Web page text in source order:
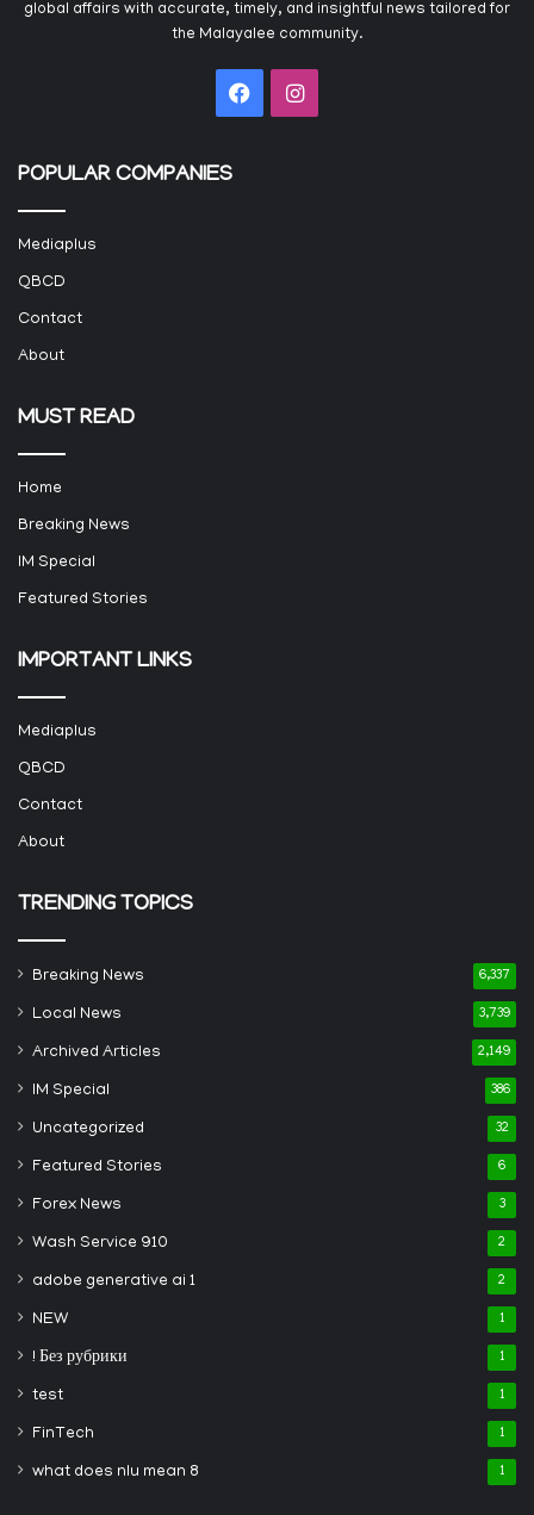
global affairs with accurate, timely, and insightful news tailored for
the Malayalee community.
FacebookInstagram
POPULAR COMPANIES
Mediaplus
QBCD
Contact
About
MUST READ
Home
Breaking News
IM Special
Featured Stories
IMPORTANT LINKS
Mediaplus
QBCD
Contact
About
TRENDING TOPICS
Breaking News 6,337
Local News 3,739
Archived Articles 2,149
IM Special 386
Uncategorized 32
Featured Stories 6
Forex News 3
Wash Service 910 2
adobe generative ai 1 2
NEW 1
! Без рубрики 1
test 1
FinTech 1
what does nlu mean 8 1